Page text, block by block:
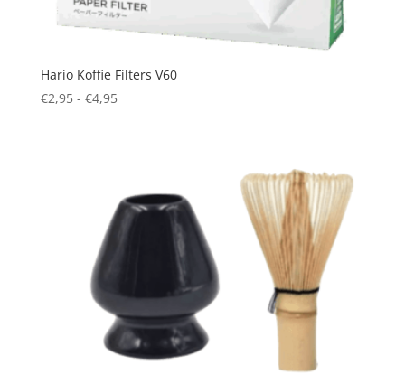
Hario Koffie Filters V60
€2,95 - €4,95Prijsklasse: